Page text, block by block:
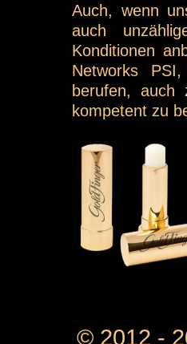
Auch, wenn
auch
Konditionen
Networks
berufen, auch
kompetent zu
© 2012 -